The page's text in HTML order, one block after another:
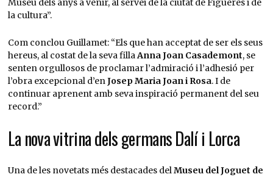
Museu dels anys a venir, al servei de la ciutat de Figueres i de
la cultura”.
Com conclou Guillamet: “Els que han acceptat de ser els seus
hereus, al costat de la seva fillaAnna Joan Casademont, se
senten orgullosos de proclamar l’admiració i l’adhesió per
l’obra excepcional d’enJosep Maria Joan i Rosa. I de
continuar aprenent amb seva inspiració permanent del seu
record.”
La nova vitrina dels germans Dalí i Lorca
Una de les novetats més destacades delMuseu del Joguet de